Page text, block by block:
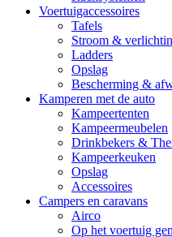
Voertuigaccessoires
Tafels
Stroom &
Ladders
Opslag
Bescherming &
Kamperen met de auto
Kampeertenten
Kampeermeubelen
Drinkbekers &
Kampeerkeuken
Opslag
Accessoires
Campers en caravans
Airco
Op het voertuig